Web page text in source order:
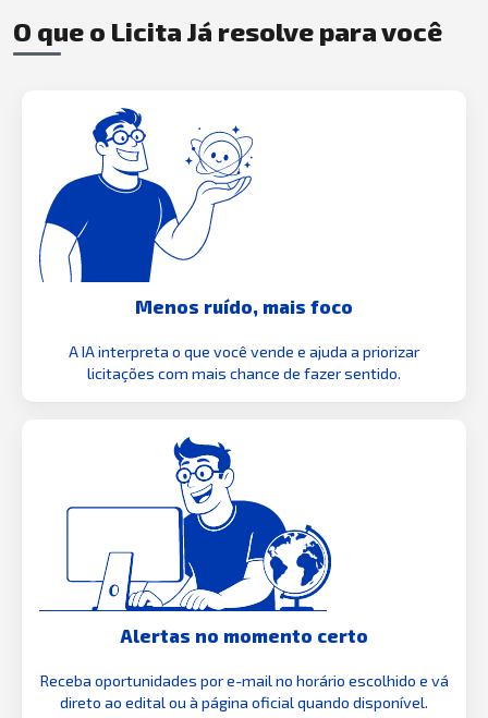
O que o Licita Já resolve para você
Menos ruído, mais foco
A IA interpreta o que você vende e ajuda a priorizar
licitações com mais chance de fazer sentido.
Alertas no momento certo
Receba oportunidades por e-mail no horário escolhido e vá
direto ao edital ou à página oficial quando disponível.